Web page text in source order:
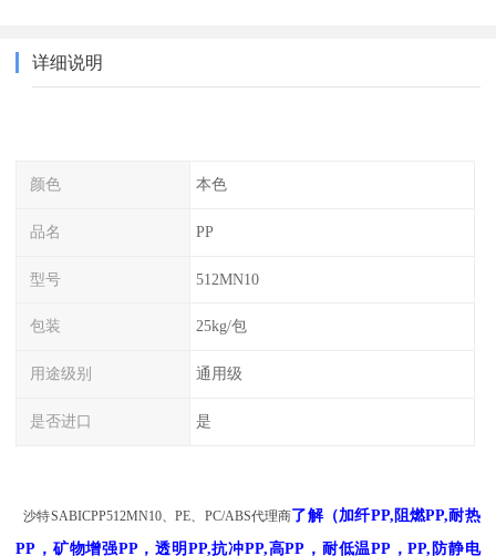
详细说明
颜色 本色
品名 PP
型号 512MN10
包装 25kg/包
用途级别 通用级
是否进口 是
沙特SABICPP512MN10、PE、PC/ABS代理商了解（加纤PP,阻燃PP,耐热
PP，矿物增强PP，透明PP,抗冲PP,高PP，耐低温PP，PP,防静电